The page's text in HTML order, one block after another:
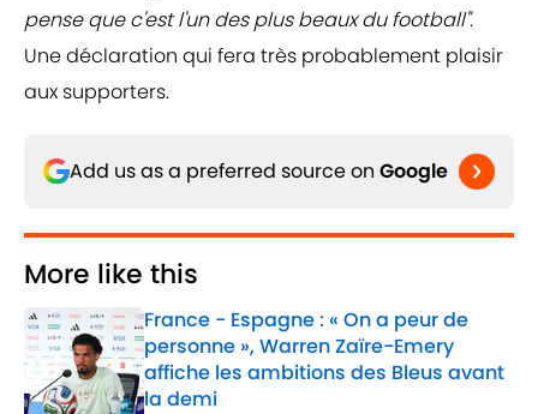
pense que c'est l'un des plus beaux du football".
Une déclaration qui fera très probablement plaisir
aux supporters.
Add us as a preferred source on Google
More like this
France - Espagne : « On a peur de
personne », Warren Zaïre-Emery
affiche les ambitions des Bleus avant
la demi